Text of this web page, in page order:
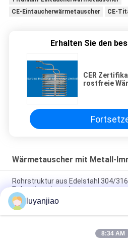
CE-Eintaucherwärmetauscher
CE-
Erhalten Sie den
CER
rostfreie
Wärmetauscher mit Metall-
Rohrstruktur aus Edelstahl 304/
Rohrwärmetauscher
Chemikalienbeständigkeits-Titan-
Wärmetauscher industriell
Korrosionsbeständigkeits-
luyanjiao
8:34 AM